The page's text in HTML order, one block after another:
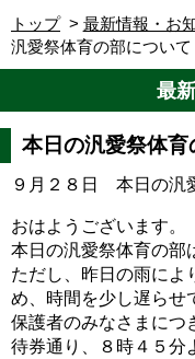
トップ 最新情報・お
汎愛祭体育の部について
最
本日の汎愛祭体育
９月２８日 本日の汎
おはようございます。
本日の汎愛祭体育の部
ただし、昨日の雨によ
め、時間を少し遅らせ
保護者のみなさまにつ
待券通り、８時４５分